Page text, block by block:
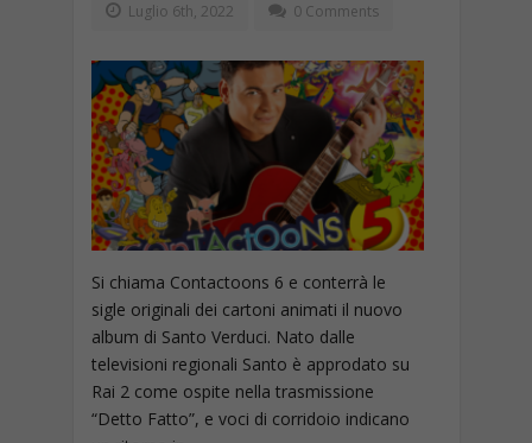
Luglio 6th, 2022 0 Comments
Si chiama Contactoons 6 e conterrà le
sigle originali dei cartoni animati il nuovo
album di Santo Verduci. Nato dalle
televisioni regionali Santo è approdato su
Rai 2 come ospite nella trasmissione
“Detto Fatto”, e voci di corridoio indicano